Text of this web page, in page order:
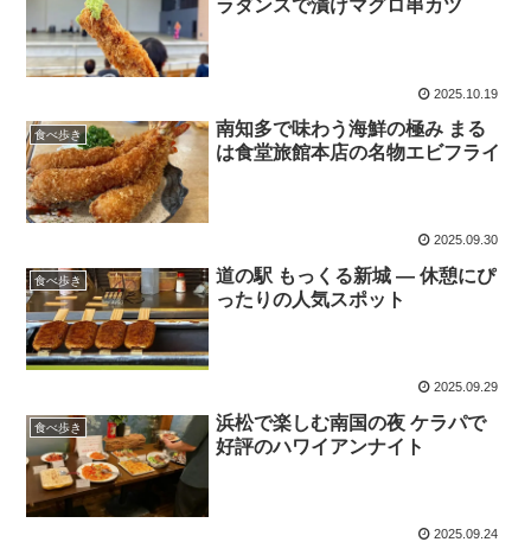
ラダンスで漬けマグロ串カツ
2025.10.19
食べ歩き
南知多で味わう海鮮の極み まる
は食堂旅館本店の名物エビフライ
2025.09.30
食べ歩き
道の駅 もっくる新城 ― 休憩にぴ
ったりの人気スポット
2025.09.29
食べ歩き
浜松で楽しむ南国の夜 ケラパで
好評のハワイアンナイト
2025.09.24